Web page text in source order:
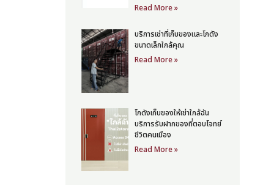
Read More »
บริการเช่าที่เก็บของและโกดัง
ขนาดเล็กใกล้คุณ
Read More »
โกดังเก็บของให้เช่าใกล้ฉัน
บริการรับฝากของที่ตอบโจทย์
ชีวิตคนเมือง
Read More »